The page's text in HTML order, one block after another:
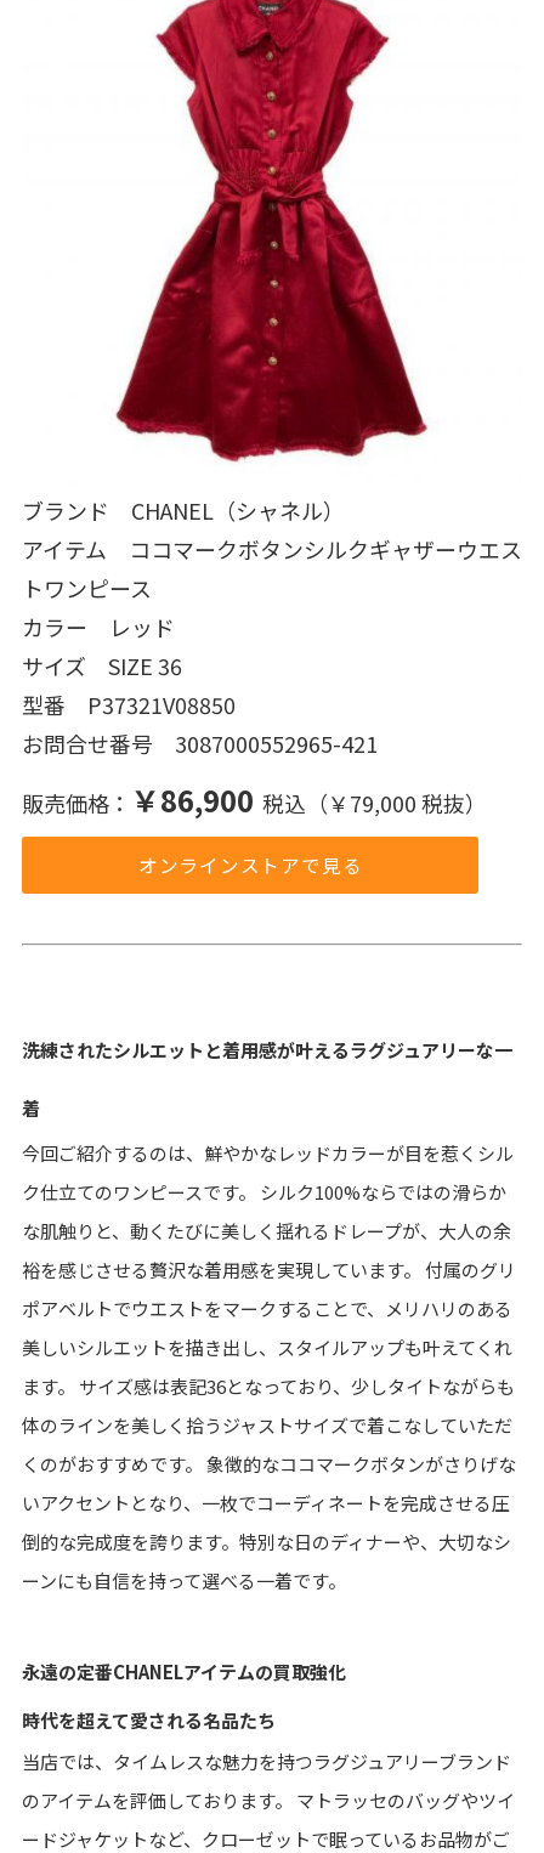
ブランド CHANEL（シャネル）
アイテム ココマークボタンシルクギャザーウエス
トワンピース
カラー レッド
サイズ SIZE 36
型番 P37321V08850
お問合せ番号 3087000552965-421
販売価格： ￥86,900 税込（￥79,000 税抜）
オンラインストアで見る
洗練されたシルエットと着用感が叶えるラグジュアリーな一
着
今回ご紹介するのは、鮮やかなレッドカラーが目を惹くシル
ク仕立てのワンピースです。 シルク100%ならではの滑らか
な肌触りと、動くたびに美しく揺れるドレープが、大人の余
裕を感じさせる贅沢な着用感を実現しています。 付属のグリ
ポアベルトでウエストをマークすることで、メリハリのある
美しいシルエットを描き出し、スタイルアップも叶えてくれ
ます。 サイズ感は表記36となっており、少しタイトながらも
体のラインを美しく拾うジャストサイズで着こなしていただ
くのがおすすめです。 象徴的なココマークボタンがさりげな
いアクセントとなり、一枚でコーディネートを完成させる圧
倒的な完成度を誇ります。特別な日のディナーや、大切なシ
ーンにも自信を持って選べる一着です。
永遠の定番CHANELアイテムの買取強化
時代を超えて愛される名品たち
当店では、タイムレスな魅力を持つラグジュアリーブランド
のアイテムを評価しております。 マトラッセのバッグやツイ
ードジャケットなど、クローゼットで眠っているお品物がご